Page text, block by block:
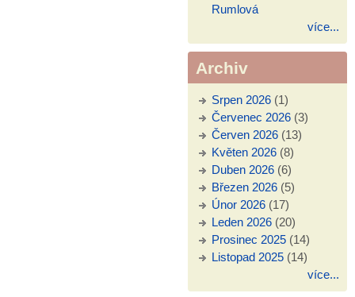
Rumlová
více...
Archiv
Srpen 2026(1)
Červenec 2026(3)
Červen 2026(13)
Květen 2026(8)
Duben 2026(6)
Březen 2026(5)
Únor 2026(17)
Leden 2026(20)
Prosinec 2025(14)
Listopad 2025(14)
více...